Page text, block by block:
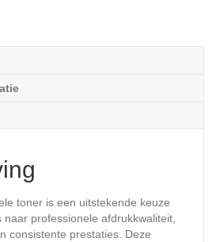
toner is een uitstekende keuze
naar professionele afdrukkwaliteit,
consistente prestaties. Deze